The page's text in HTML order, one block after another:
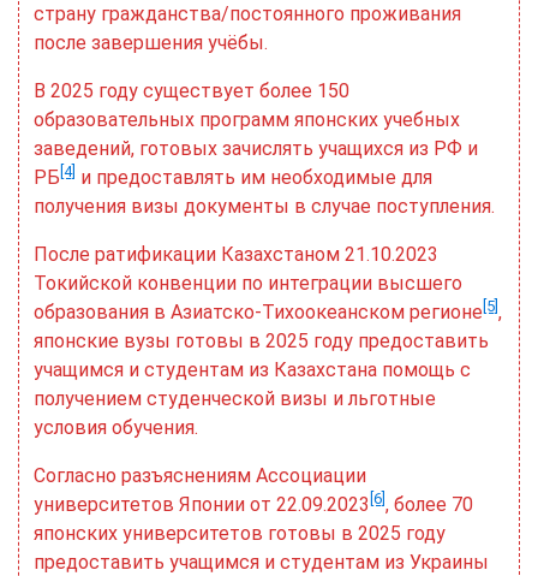
страну гражданства/постоянного проживания
после завершения учёбы.
В 2025 году существует более 150
образовательных программ японских учебных
заведений, готовых зачислять учащихся из РФ и
РБ [4] и предоставлять им необходимые для
получения визы документы в случае поступления.
После ратификации Казахстаном 21.10.2023
Токийской конвенции по интеграции высшего
образования в Азиатско-Тихоокеанском регионе [5],
японские вузы готовы в 2025 году предоставить
учащимся и студентам из Казахстана помощь с
получением студенческой визы и льготные
условия обучения.
Согласно разъяснениям Ассоциации
университетов Японии от 22.09.2023 [6], более 70
японских университетов готовы в 2025 году
предоставить учащимся и студентам из Украины